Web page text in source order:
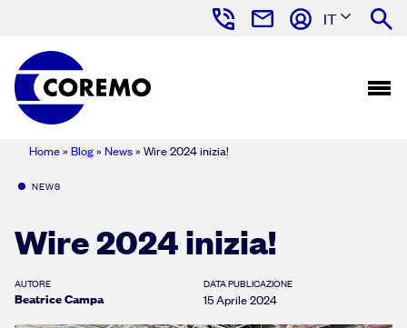
IT
Home» Blog» News» Wire 2024 inizia!
NEWS
Wire 2024 inizia!
AUTORE
Beatrice Campa
DATA PUBLICAZIONE
15 Aprile 2024